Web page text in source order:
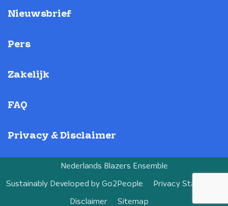
Nieuwsbrief
Pers
Zakelijk
FAQ
Privacy & Disclaimer
Nederlands Blazers Ensemble
Sustainably Developed by Go2People Privacy Statement
Disclaimer Sitemap